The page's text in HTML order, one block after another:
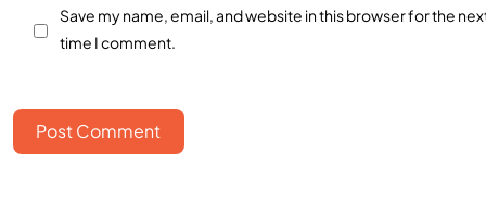
Save my name, email, and website in this browser for the
time I comment.
Post Comment